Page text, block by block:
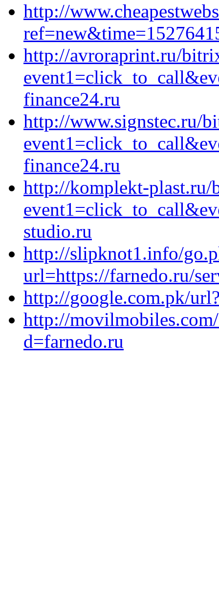
http://
http://avroraprint.ru/
finance24.ru
http://www.signstec.ru/
finance24.ru
http://komplekt-plast.ru/
studio.ru
http://slipknot1.info/
url=https://farnedo.ru/
http://google.com.pk/
http://
d=farnedo.ru